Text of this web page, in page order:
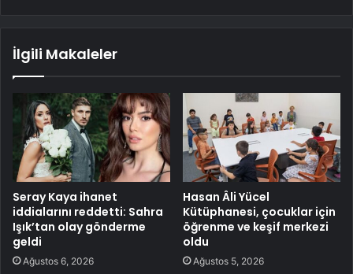
İlgili Makaleler
Seray Kaya ihanet
iddialarını reddetti: Sahra
Işık’tan olay gönderme
geldi
Ağustos 6, 2026
Hasan Âli Yücel
Kütüphanesi, çocuklar için
öğrenme ve keşif merkezi
oldu
Ağustos 5, 2026